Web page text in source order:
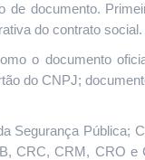
documento.
do contrato social.
o documento
do CNPJ;
Segurança Pública;
CRC, CRM, CRO e